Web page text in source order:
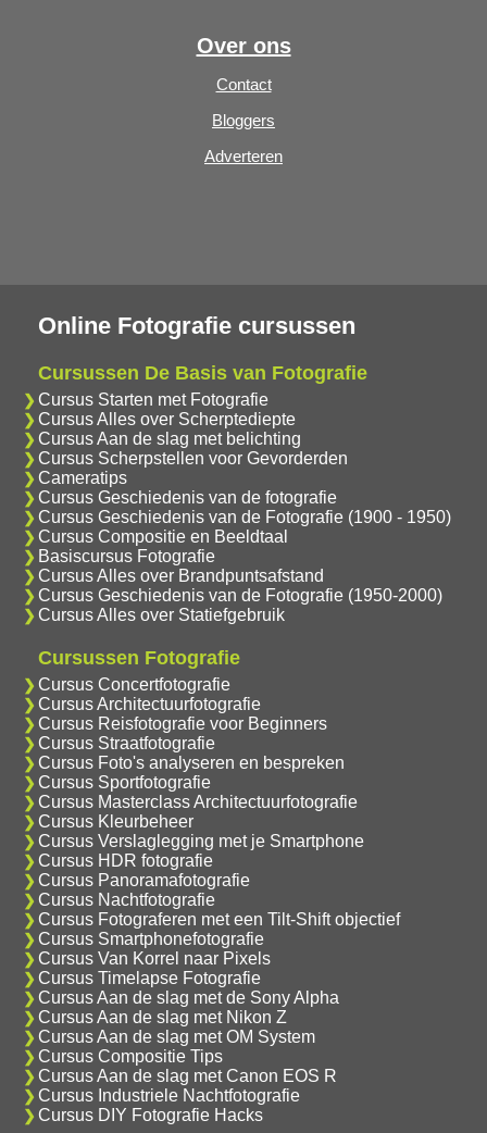
Over ons
Contact
Bloggers
Adverteren
Online Fotografie cursussen
Cursussen De Basis van Fotografie
Cursus Starten met Fotografie
Cursus Alles over Scherptediepte
Cursus Aan de slag met belichting
Cursus Scherpstellen voor Gevorderden
Cameratips
Cursus Geschiedenis van de fotografie
Cursus Geschiedenis van de Fotografie (1900 - 1950)
Cursus Compositie en Beeldtaal
Basiscursus Fotografie
Cursus Alles over Brandpuntsafstand
Cursus Geschiedenis van de Fotografie (1950-2000)
Cursus Alles over Statiefgebruik
Cursussen Fotografie
Cursus Concertfotografie
Cursus Architectuurfotografie
Cursus Reisfotografie voor Beginners
Cursus Straatfotografie
Cursus Foto's analyseren en bespreken
Cursus Sportfotografie
Cursus Masterclass Architectuurfotografie
Cursus Kleurbeheer
Cursus Verslaglegging met je Smartphone
Cursus HDR fotografie
Cursus Panoramafotografie
Cursus Nachtfotografie
Cursus Fotograferen met een Tilt-Shift objectief
Cursus Smartphonefotografie
Cursus Van Korrel naar Pixels
Cursus Timelapse Fotografie
Cursus Aan de slag met de Sony Alpha
Cursus Aan de slag met Nikon Z
Cursus Aan de slag met OM System
Cursus Compositie Tips
Cursus Aan de slag met Canon EOS R
Cursus Industriele Nachtfotografie
Cursus DIY Fotografie Hacks